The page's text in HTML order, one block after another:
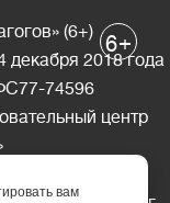
(6+)
декабря 2018 года
74596
центр
6+
вам